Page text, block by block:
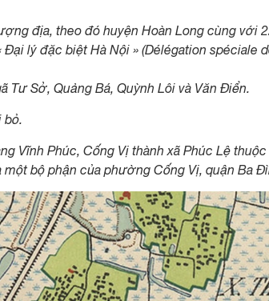
địa, theo đó huyện Hoàn Long cùng với
lý đặc biệt Hà Nội » (Délégation spéciale
Tư Sở, Quảng Bá, Quỳnh Lôi và Văn Điển.
bỏ.
Vĩnh Phúc, Cống Vị thành xã Phúc Lệ thuộc
một bộ phận của phường Cống Vị, quận Ba